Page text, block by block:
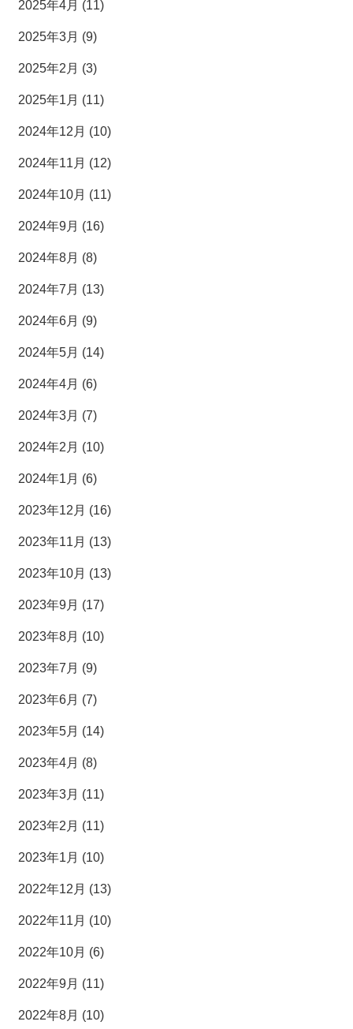
2025年4月 (11)
2025年3月 (9)
2025年2月 (3)
2025年1月 (11)
2024年12月 (10)
2024年11月 (12)
2024年10月 (11)
2024年9月 (16)
2024年8月 (8)
2024年7月 (13)
2024年6月 (9)
2024年5月 (14)
2024年4月 (6)
2024年3月 (7)
2024年2月 (10)
2024年1月 (6)
2023年12月 (16)
2023年11月 (13)
2023年10月 (13)
2023年9月 (17)
2023年8月 (10)
2023年7月 (9)
2023年6月 (7)
2023年5月 (14)
2023年4月 (8)
2023年3月 (11)
2023年2月 (11)
2023年1月 (10)
2022年12月 (13)
2022年11月 (10)
2022年10月 (6)
2022年9月 (11)
2022年8月 (10)